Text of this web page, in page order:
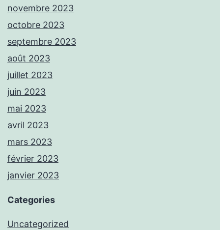
novembre 2023
octobre 2023
septembre 2023
août 2023
juillet 2023
juin 2023
mai 2023
avril 2023
mars 2023
février 2023
janvier 2023
Categories
Uncategorized